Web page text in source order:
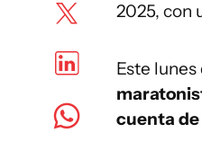
2025, con
Este lunes
cuenta